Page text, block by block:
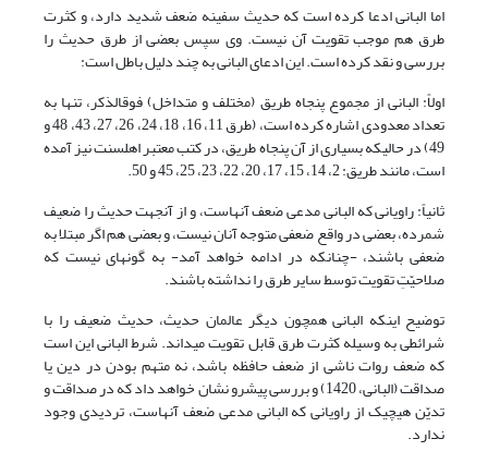
اما البانی ادعا کرده است که حدیث سفینه ضعف شدید دارد، و کثرت
طرق هم موجب تقویت آن نیست. وی سپس بعضی از طرق حدیث را
بررسی و نقد کرده است. این ادعای البانی به چند دلیل باطل است:
اولاً: البانی از مجموع پنجاه طریق (مختلف و متداخل) فوق‏الذکر، تنها به
تعداد معدودی اشاره کرده است، (طرق 11، 16، 18، 24، 26، 27، 43، 48 و
49) در حالی‏که بسیاری از آن پنجاه طریق، در کتب معتبر اهل‏سنت نیز آمده
است، مانند طریق: 2، 14، 15، 17، 20، 22، 23، 25، 45 و 50.
ثانیاً: راویانی که البانی مدعی ضعف آنهاست، و از آن‏جهت حدیث را ضعیف
شمرده، بعضی در واقع ضعفی متوجه آنان نیست، و بعضی هم اگر مبتلا به
ضعفی باشند، -چنان‏که در ادامه خواهد آمد- به گونه‏ای نیست که
صلاحیّتِ تقویت توسط سایر طرق را نداشته باشند.
توضیح این‏که البانی همچون دیگر عالمان حدیث، حدیث ضعیف را با
شرائطی به وسیله کثرت طرق قابل تقویت می‏داند. شرط البانی این است
که ضعف روات ناشی از ضعف حافظه باشد، نه متهم بودن در دین یا
صداقت (البانی، 1420) و بررسی پیش‏رو نشان خواهد داد که در صداقت و
تدیّن هیچ‏یک از راویانی که البانی مدعی ضعف آنهاست، تردیدی وجود
ندارد.